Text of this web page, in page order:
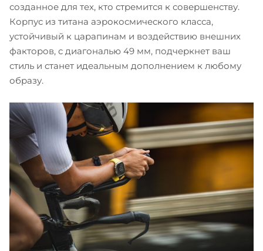
созданное для тех, кто стремится к совершенству.
Корпус из титана аэрокосмического класса,
устойчивый к царапинам и воздействию внешних
факторов, с диагональю 49 мм, подчеркнет ваш
стиль и станет идеальным дополнением к любому
образу.